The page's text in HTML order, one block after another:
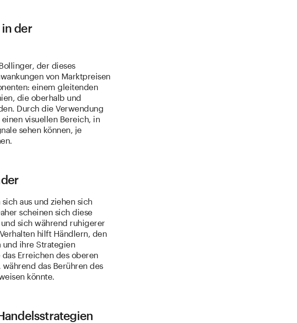
der
der dieses
von Marktpreisen
einem gleitenden
die oberhalb und
Durch die Verwendung
visuellen Bereich, in
sehen können, je
aus und ziehen sich
scheinen sich diese
sich während ruhigerer
hilft Händlern, den
ihre Strategien
Erreichen des oberen
das Berühren des
könnte.